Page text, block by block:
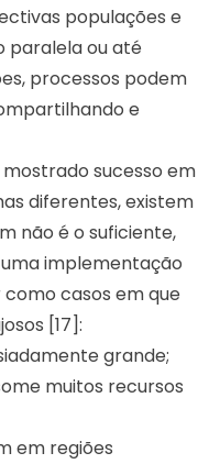
populações e
paralela ou até
processos podem
e
sucesso em
diferentes, existem
não é o suficiente,
implementação
casos em que
[17]:
grande;
muitos recursos
em regiões